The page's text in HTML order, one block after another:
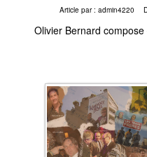
Article par : admin4220
Olivier Bernard